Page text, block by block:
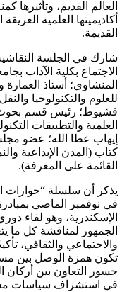
العالم القديم، وتأثيرها
أكاديميتها العلمية
القديمة.
شارك في الجلسة
الاجتماع بكلية الآداب
المنشاوي؛ أستاذ العمارة
للعلوم والتكنولوجيا
قشيوط؛ رئيس قسم بحوث
العلمية والتطبيقات
إيهاب عطا الله؛ عضو
كتاب (المدن الإبداعية
القائمة على المعرفة).
يذكر أن سلسلة “حوارات
في نوفمبر الماضي
الإسكندرية، وهو لقاء
الجمهور لمناقشة كل ما
والاجتماعي والثقافي،
تكون همزة الوصل بين
جسور التعاون بين أركان
في استشراف سياسات